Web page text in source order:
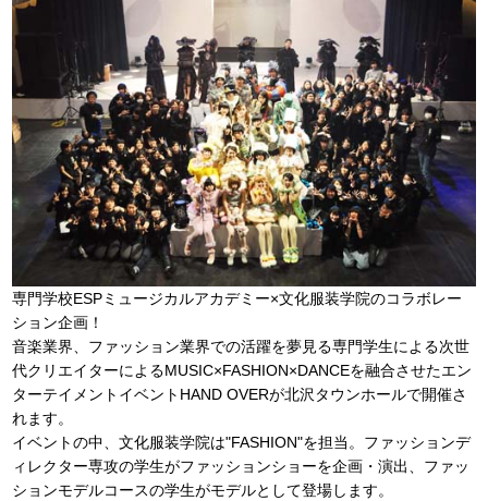
専門学校ESPミュージカルアカデミー×文化服装学院のコラボレー
ション企画！
音楽業界、ファッション業界での活躍を夢見る専門学生による次世
代クリエイターによるMUSIC×FASHION×DANCEを融合させたエン
ターテイメントイベントHAND OVERが北沢タウンホールで開催さ
れます。
イベントの中、文化服装学院は"FASHION"を担当。ファッションデ
ィレクター専攻の学生がファッションショーを企画・演出、ファッ
ションモデルコースの学生がモデルとして登場します。